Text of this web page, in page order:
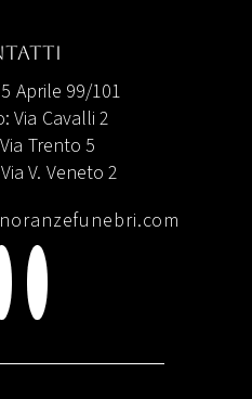
Aprile 99/101
Via Cavalli 2
Trento 5
V. Veneto 2